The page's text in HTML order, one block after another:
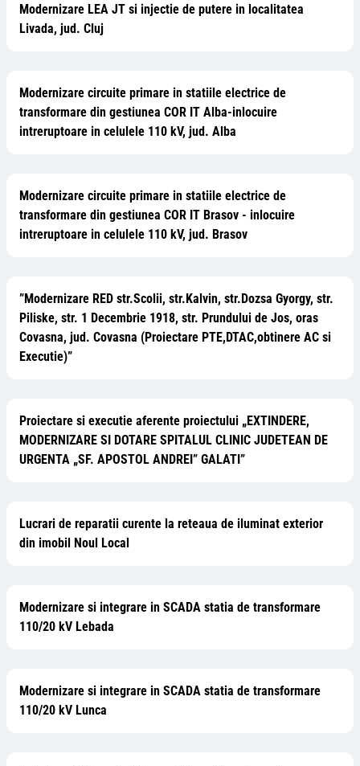
Modernizare LEA JT si injectie de putere in localitatea
Livada, jud. Cluj
Modernizare circuite primare in statiile electrice de
transformare din gestiunea COR IT Alba-inlocuire
intreruptoare in celulele 110 kV, jud. Alba
Modernizare circuite primare in statiile electrice de
transformare din gestiunea COR IT Brasov - inlocuire
intreruptoare in celulele 110 kV, jud. Brasov
”Modernizare RED str.Scolii, str.Kalvin, str.Dozsa Gyorgy, str.
Piliske, str. 1 Decembrie 1918, str. Prundului de Jos, oras
Covasna, jud. Covasna (Proiectare PTE,DTAC,obtinere AC si
Executie)”
Proiectare si executie aferente proiectului „EXTINDERE,
MODERNIZARE SI DOTARE SPITALUL CLINIC JUDETEAN DE
URGENTA „SF. APOSTOL ANDREI” GALATI”
Lucrari de reparatii curente la reteaua de iluminat exterior
din imobil Noul Local
Modernizare si integrare in SCADA statia de transformare
110/20 kV Lebada
Modernizare si integrare in SCADA statia de transformare
110/20 kV Lunca